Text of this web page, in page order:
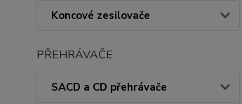
Koncové zesilovače
PŘEHRÁVAČE
SACD a CD přehrávače